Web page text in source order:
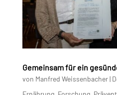
Gemeinsam für ein
von Manfred Weissenbacher|